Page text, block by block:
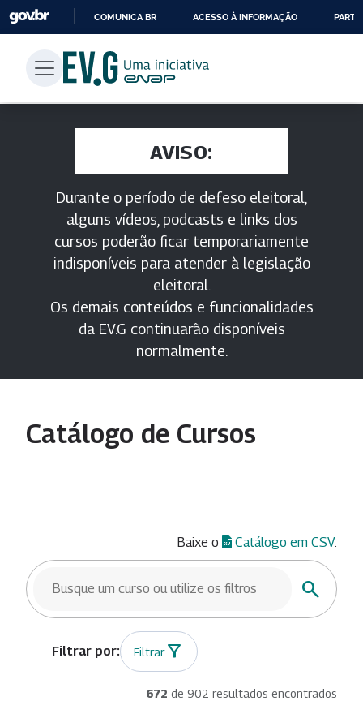
PARA
CONTEÚDO
COMUNICA BR ACESSO À INFORMAÇÃO
AVISO:
Durante o período de defeso eleitoral,
alguns vídeos, podcasts e links dos
cursos poderão ficar temporariamente
indisponíveis para atender à legislação
eleitoral.
Os demais conteúdos e funcionalidades
da EV.G continuarão disponíveis
normalmente.
Catálogo de Cursos
Baixe o Catálogo em CSV.
BUSCAR CURSOS
Buscar
Filtrar
672 de 902 resultados encontrados